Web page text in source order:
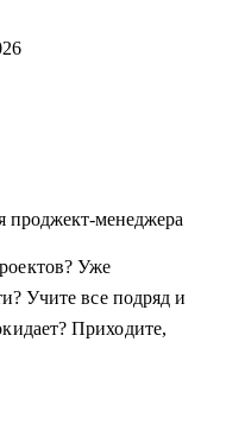
проджект-менеджера
Уже
Учите все подряд и
Приходите,